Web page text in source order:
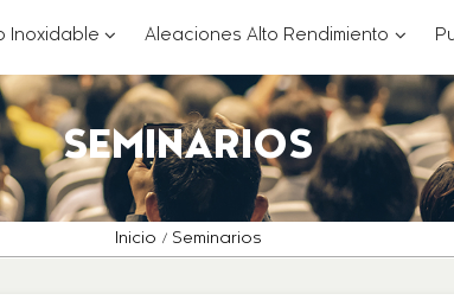
Inoxidable???
Aleaciones Alto Rendimiento ???
SEMINARIOS
Inicio Seminarios